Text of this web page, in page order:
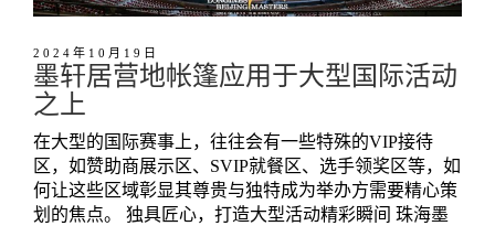
2024年10月19日
墨轩居营地帐篷应用于大型国际活动
之上
在大型的国际赛事上，往往会有一些特殊的VIP接待
区，如赞助商展示区、SVIP就餐区、选手领奖区等，如
何让这些区域彰显其尊贵与独特成为举办方需要精心策
划的焦点。 独具匠心，打造大型活动精彩瞬间 珠海墨